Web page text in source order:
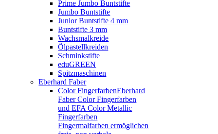
Prime Jumbo Buntstifte
Jumbo Buntstifte
Junior Buntstifte 4 mm
Buntstifte 3 mm
Wachsmalkreide
Ölpastellkreiden
Schminkstifte
eduGREEN
Spitzmaschinen
Eberhard Faber
Color FingerfarbenEberhard
Faber Color Fingerfarben
und EFA Color Metallic
Fingerfarben
Fingermalfarben ermöglichen